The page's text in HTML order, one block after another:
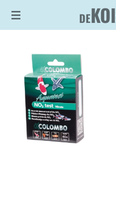
Ga
hoofdinhoud
DEKOI